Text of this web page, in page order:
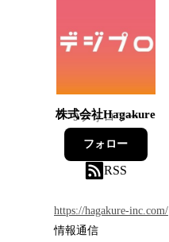
株式会社Hagakure
9フォロワー
フォロー
RSS
https://hagakure-inc.com/
情報通信